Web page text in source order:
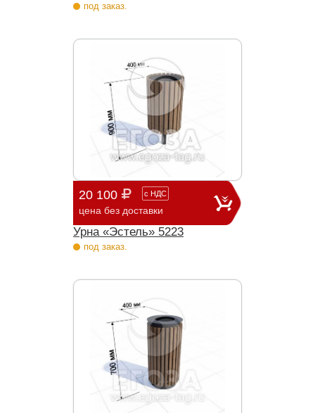
под заказ.
20 100 с НДС
цена без доставки
Урна «Эстель» 5223
под заказ.